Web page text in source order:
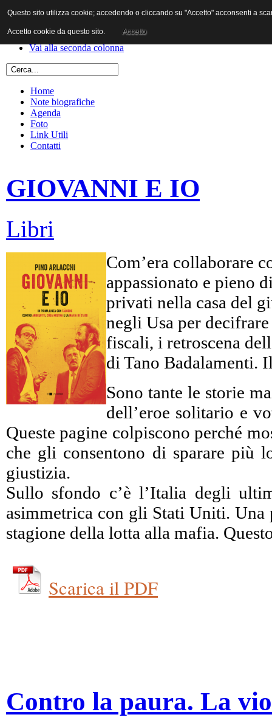
Vai al contenuto
Vai alla prima colonna
Vai alla seconda colonna
Home
Note biografiche
Agenda
Foto
Link Utili
Contatti
GIOVANNI E IO
Libri
Com’era collaborare
appassionato e pieno
privati nella casa del
negli Usa per
fiscali, i retroscena
di Tano Badalamenti.
Sono tante le storie
dell’eroe solitario e
Queste pagine colpiscono perché
che gli consentono di sparare più
giustizia.
Sullo sfondo c’è l’Italia degli
asimmetrica con gli Stati Uniti. Una
stagione della lotta alla mafia.
Scarica il PDF
Contro la paura. La
Questo sito utilizza cookie; accedendo o cliccando su "Accetto" acconsenti a
Accetto cookie da questo sito. Accetto